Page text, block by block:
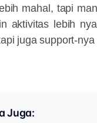
mahal, tapi
aktivitas lebih
juga support-
Juga: